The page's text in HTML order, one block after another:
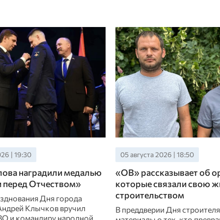
Орловским работникам задолжали
более 10 млн рублей
Задолженность погасили только после
вмешательства прокуратуры
«За
В